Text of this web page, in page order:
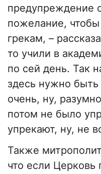
предупреждение
пожелание,
грекам, –
то учили в
по сей день. Так
здесь нужно
очень, ну,
потом не было
упрекают, ну, не
Также
что если Церковь